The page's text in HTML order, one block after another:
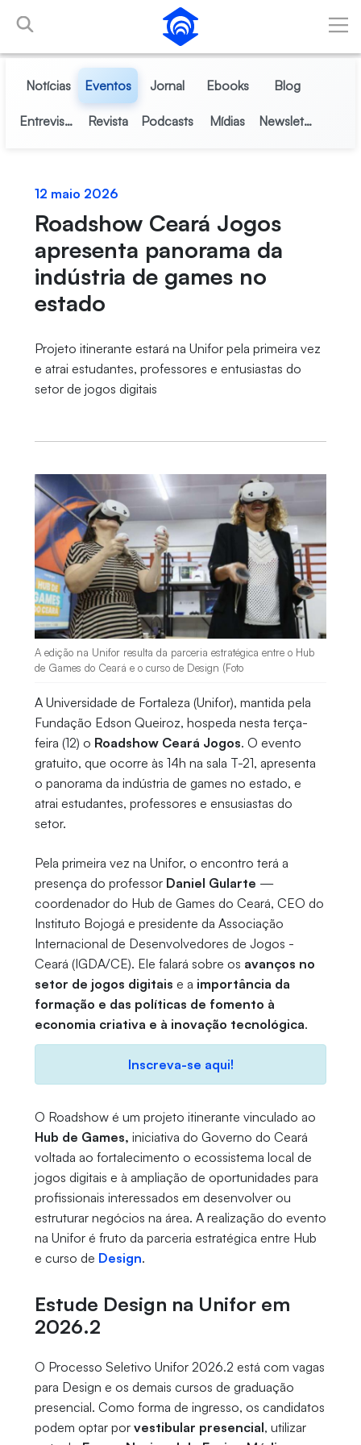
Pular para o Conteúdo principal
Notícias Eventos Jornal Ebooks Blog
Entrevistas Revista Podcasts Mídias Newsletter
12 maio 2026
Roadshow Ceará Jogos
apresenta panorama da
indústria de games no
estado
Projeto itinerante estará na Unifor pela primeira vez
e atrai estudantes, professores e entusiastas do
setor de jogos digitais
A edição na Unifor resulta da parceria estratégica entre o Hub
de Games do Ceará e o curso de Design (Foto
A Universidade de Fortaleza (Unifor), mantida pela
Fundação Edson Queiroz, hospeda nesta terça-
feira (12) o Roadshow Ceará Jogos. O evento
gratuito, que ocorre às 14h na sala T-21, apresenta
o panorama da indústria de games no estado, e
atrai estudantes, professores e ensusiastas do
setor.
Pela primeira vez na Unifor, o encontro terá a
presença do professor Daniel Gularte —
coordenador do Hub de Games do Ceará, CEO do
Instituto Bojogá e presidente da Associação
Internacional de Desenvolvedores de Jogos -
Ceará (IGDA/CE). Ele falará sobre os avanços no
setor de jogos digitais e a importância da
formação e das políticas de fomento à
economia criativa e à inovação tecnológica.
Inscreva-se aqui!
O Roadshow é um projeto itinerante vinculado ao
Hub de Games, iniciativa do Governo do Ceará
voltada ao fortalecimento o ecossistema local de
jogos digitais e à ampliação de oportunidades para
profissionais interessados em desenvolver ou
estruturar negócios na área. A realização do evento
na Unifor é fruto da parceria estratégica entre Hub
e curso de Design.
Estude Design na Unifor em
2026.2
O Processo Seletivo Unifor 2026.2 está com vagas
para Design e os demais cursos de graduação
presencial. Como forma de ingresso, os candidatos
podem optar por vestibular presencial, utilizar